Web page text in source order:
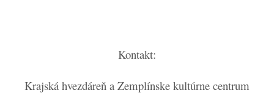
Kontakt:
Krajská hvezdáreň a Zemplínske kultúrne centrum